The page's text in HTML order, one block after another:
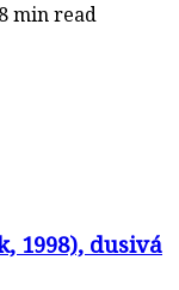
8 min read
1998), dusivá